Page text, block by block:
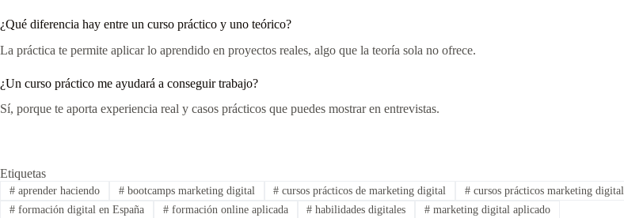
¿Qué diferencia hay entre un curso práctico y uno teórico?
La práctica te permite aplicar lo aprendido en proyectos reales, algo que la teoría sola no ofrece.
¿Un curso práctico me ayudará a conseguir trabajo?
Sí, porque te aporta experiencia real y casos prácticos que puedes mostrar en entrevistas.
Etiquetas
#aprender haciendo #bootcamps marketing digital # cursos prácticos de marketing digital # cursos prácticos marketing digital
#formación digital en España #formación online aplicada # habilidades digitales # marketing digital aplicado